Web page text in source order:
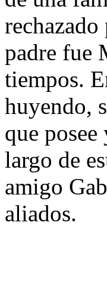
padre fue
tiempos.
huyendo,
que
largo de
amigo
aliados.